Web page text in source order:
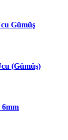
Gümüş
(Gümüş)